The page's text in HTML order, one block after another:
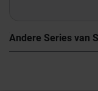
Andere Series van